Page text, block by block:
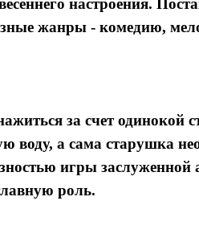
настроения.
жанры - комедию,
за счет
воду, а сама старушка
игры
роль.